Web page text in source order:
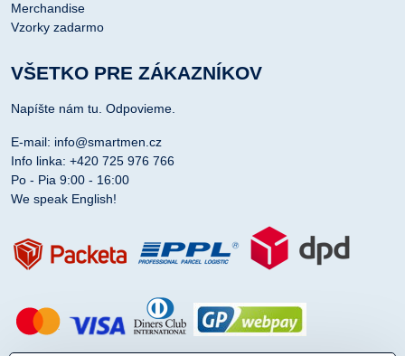
Merchandise
Vzorky zadarmo
VŠETKO PRE ZÁKAZNÍKOV
Napíšte nám tu. Odpovieme.
E-mail: info@smartmen.cz
Info linka: +420 725 976 766
Po - Pia 9:00 - 16:00
We speak English!